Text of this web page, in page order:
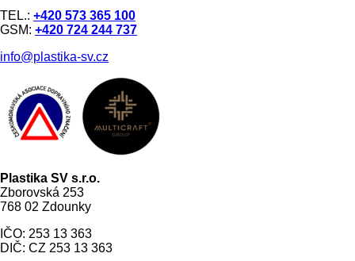
TEL.: +420 573 365 100
GSM: +420 724 244 737
info@plastika-sv.cz
Plastika SV s.r.o.
Zborovská 253
768 02 Zdounky
IČO: 253 13 363
DIČ: CZ 253 13 363